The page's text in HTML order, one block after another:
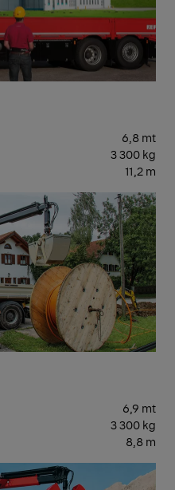
6,8 mt
3 300 kg
11,2 m
6,9 mt
3 300 kg
8,8 m